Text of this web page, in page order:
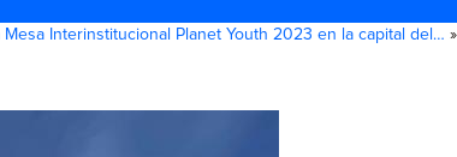
Mesa Interinstitucional Planet Youth 2023 en la capital del… »